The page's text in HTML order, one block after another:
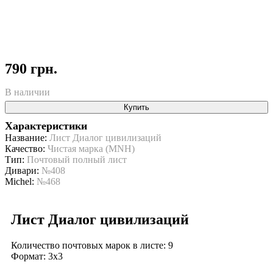
790 грн.
В наличии
Купить
Характеристики
Название: Лист Диалог цивилизаций
Качество: Чистая марка (MNH)
Тип: Почтовый полный лист
Дивари: №408
Michel: №468
Лист Диалог цивилизаций
Количество почтовых марок в листе: 9
Формат: 3x3